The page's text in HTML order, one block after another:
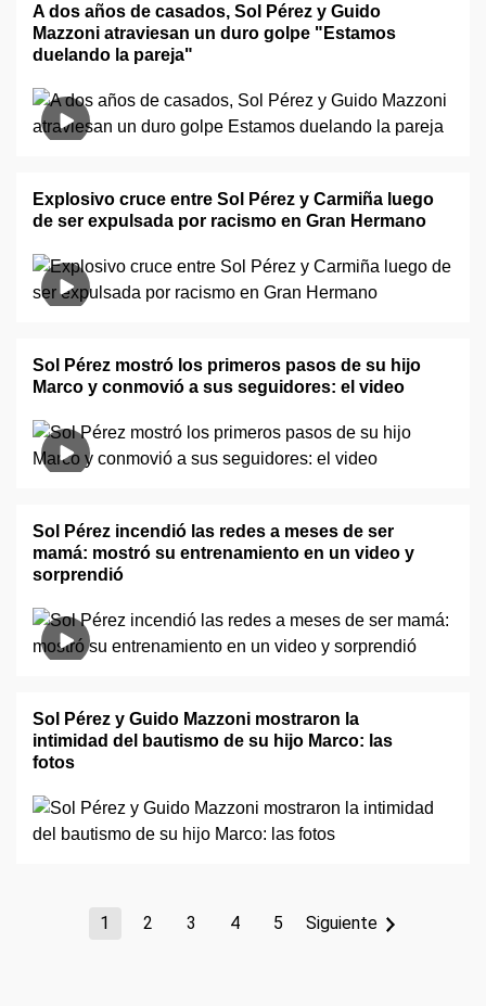
A dos años de casados, Sol Pérez y Guido
Mazzoni atraviesan un duro golpe "Estamos
duelando la pareja"
Explosivo cruce entre Sol Pérez y Carmiña luego
de ser expulsada por racismo en Gran Hermano
Sol Pérez mostró los primeros pasos de su hijo
Marco y conmovió a sus seguidores: el video
Sol Pérez incendió las redes a meses de ser
mamá: mostró su entrenamiento en un video y
sorprendió
Sol Pérez y Guido Mazzoni mostraron la
intimidad del bautismo de su hijo Marco: las
fotos
1 2 3 4 5 Siguiente